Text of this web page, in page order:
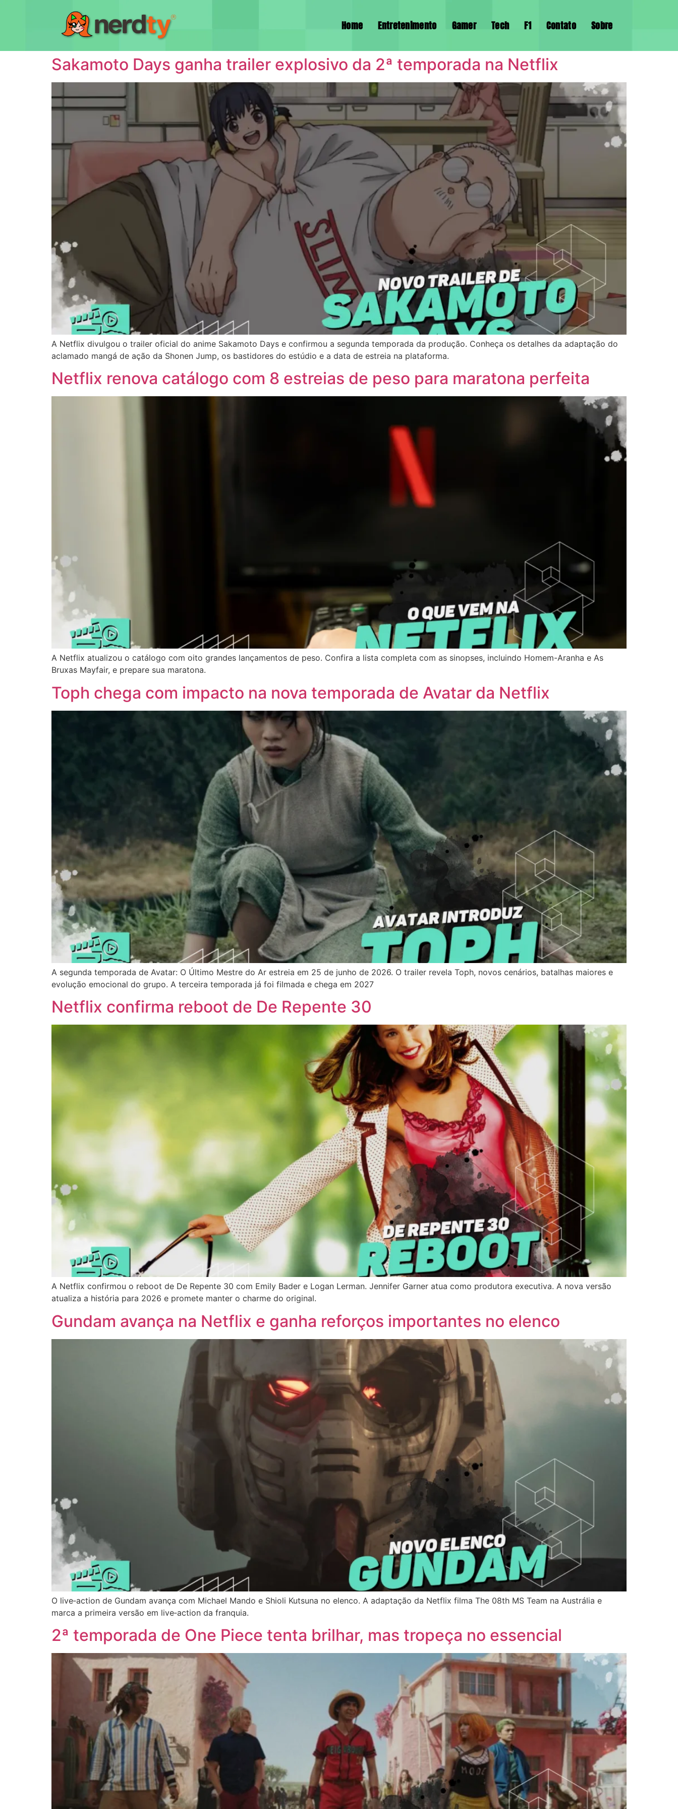
Home Entretenimento Gamer Tech F1 Contato Sobre
Sakamoto Days ganha trailer explosivo da 2ª temporada na Netflix
A Netflix divulgou o trailer oficial do anime Sakamoto Days e confirmou a segunda temporada da produção. Conheça os detalhes da adaptação do
aclamado mangá de ação da Shonen Jump, os bastidores do estúdio e a data de estreia na plataforma.
Netflix renova catálogo com 8 estreias de peso para maratona perfeita
A Netflix atualizou o catálogo com oito grandes lançamentos de peso. Confira a lista completa com as sinopses, incluindo Homem-Aranha e As
Bruxas Mayfair, e prepare sua maratona.
Toph chega com impacto na nova temporada de Avatar da Netflix
A segunda temporada de Avatar: O Último Mestre do Ar estreia em 25 de junho de 2026. O trailer revela Toph, novos cenários, batalhas maiores e
evolução emocional do grupo. A terceira temporada já foi filmada e chega em 2027
Netflix confirma reboot de De Repente 30
A Netflix confirmou o reboot de De Repente 30 com Emily Bader e Logan Lerman. Jennifer Garner atua como produtora executiva. A nova versão
atualiza a história para 2026 e promete manter o charme do original.
Gundam avança na Netflix e ganha reforços importantes no elenco
O live‑action de Gundam avança com Michael Mando e Shioli Kutsuna no elenco. A adaptação da Netflix filma The 08th MS Team na Austrália e
marca a primeira versão em live‑action da franquia.
2ª temporada de One Piece tenta brilhar, mas tropeça no essencial